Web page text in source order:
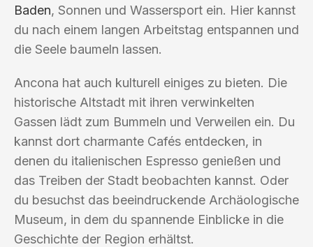
Baden, Sonnen und Wassersport ein. Hier kannst
du nach einem langen Arbeitstag entspannen und
die Seele baumeln lassen.
Ancona hat auch kulturell einiges zu bieten. Die
historische Altstadt mit ihren verwinkelten
Gassen lädt zum Bummeln und Verweilen ein. Du
kannst dort charmante Cafés entdecken, in
denen du italienischen Espresso genießen und
das Treiben der Stadt beobachten kannst. Oder
du besuchst das beeindruckende Archäologische
Museum, in dem du spannende Einblicke in die
Geschichte der Region erhältst.